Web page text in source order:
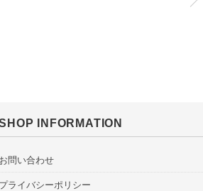
INFORMATION
お問い合わせ
プライバシーポリシー